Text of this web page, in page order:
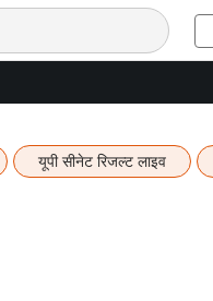
यूपी सीनेट रिजल्ट लाइव